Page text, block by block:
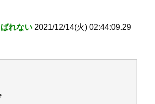
れない 2021/12/14(火) 02:44:09.29